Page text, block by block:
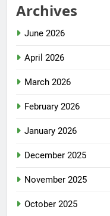
Archives
June 2026
April 2026
March 2026
February 2026
January 2026
December 2025
November 2025
October 2025